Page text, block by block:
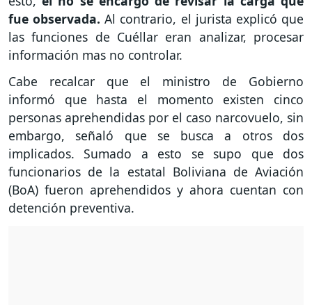
fue observada. Al contrario, el jurista explicó que
las funciones de Cuéllar eran analizar, procesar
información mas no controlar.
Cabe recalcar que el ministro de Gobierno
informó que hasta el momento existen cinco
personas aprehendidas por el caso narcovuelo, sin
embargo, señaló que se busca a otros dos
implicados. Sumado a esto se supo que dos
funcionarios de la estatal Boliviana de Aviación
(BoA) fueron aprehendidos y ahora cuentan con
detención preventiva.